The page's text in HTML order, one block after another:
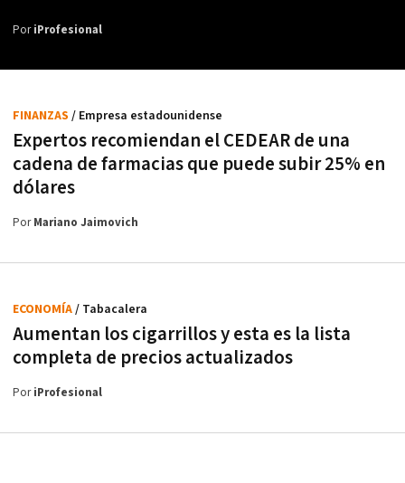
PoriProfesional
Expertos recomiendan el CEDEAR de una
cadena de farmacias que puede subir 25% en
dólares
FINANZAS / Empresa estadounidense
PorMariano Jaimovich
Aumentan los cigarrillos y esta es la lista
completa de precios actualizados
ECONOMÍA/ Tabacalera
PoriProfesional